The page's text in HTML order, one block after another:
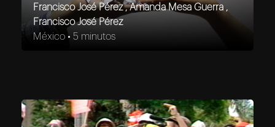
Francisco José Pérez , Amanda Mesa Guerra ,
Francisco José Pérez
México •5 minutos